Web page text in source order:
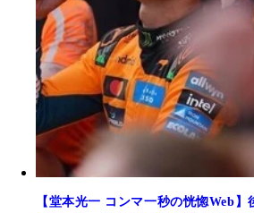
【堂本光一 コンマ一秒の恍惚Web